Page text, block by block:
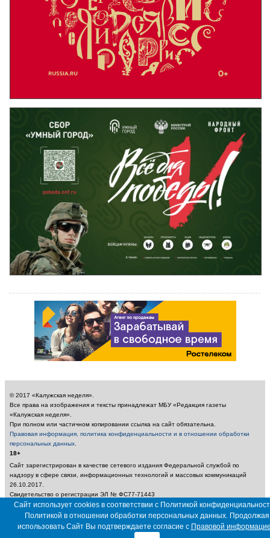
© 2017 «Калужская неделя».
Все права на изображения и тексты принадлежат МБУ «Редакция газеты
«Калужская неделя».
При полном или частичном копировании ссылка на сайт обязательна.
Правовая информация, политика конфиденциальности и в отношении обработки
персональных данных
18+
Сайт зарегистрирован в качестве сетевого издания Федеральной службой по
надзору в сфере связи, информационных технологий и массовых коммуникаций
26.10.2017.
Свидетельство о регистрации ЭЛ № ФС77-71443
Учредитель: Муниципальное бюджетное учреждение «Редакция газеты «Калужская
неделя»
Главный редактор: Амбарцумян А. Ю. / Электронный адрес редакции:
nedelya_kaluga@adm.kaluga.ru / Телефон редакции: 400-424
Сайт использует cookies в соответствии с Политикой
Политикой в отношении обработки персональных данных. Продолжая
использовать Сайт Вы подтверждаете согласие с Правовой